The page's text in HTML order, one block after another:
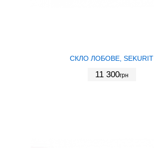
СКЛО ЛОБОВЕ, SEKURIT
11 300грн